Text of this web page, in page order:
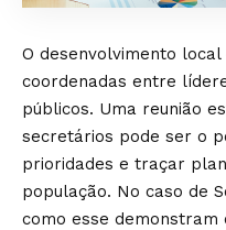
O desenvolvimento
coordenadas entre
públicos. Uma reunião
secretários pode ser o
prioridades e traçar
população. No caso de
como esse